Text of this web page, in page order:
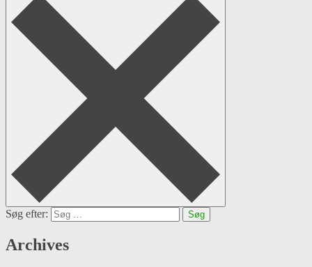
Søg efter:
Archives